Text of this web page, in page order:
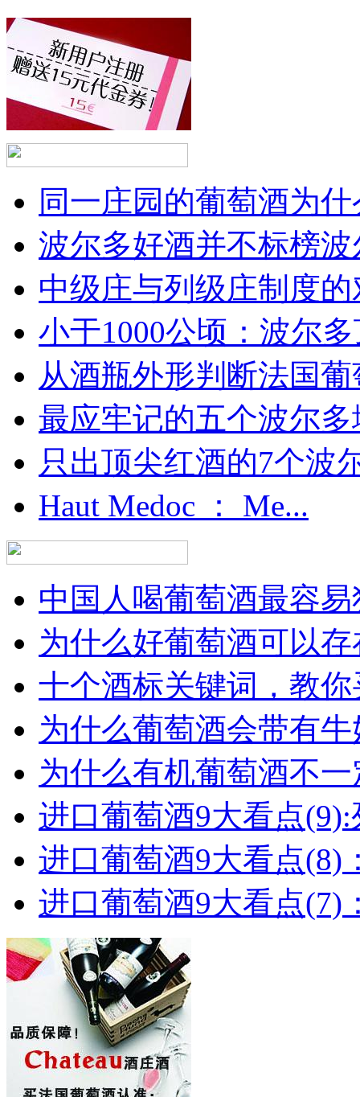
同一庄园的葡萄酒为
波尔多好酒并不标榜
中级庄与列级庄制度
小于1000公顷：波尔
从酒瓶外形判断法国
最应牢记的五个波尔多
只出顶尖红酒的7个波
Haut Medoc ： Me...
中国人喝葡萄酒最容
为什么好葡萄酒可以
十个酒标关键词，教
为什么葡萄酒会带有
为什么有机葡萄酒不
进口葡萄酒9大看点(9):
进口葡萄酒9大看点(8)
进口葡萄酒9大看点(7)